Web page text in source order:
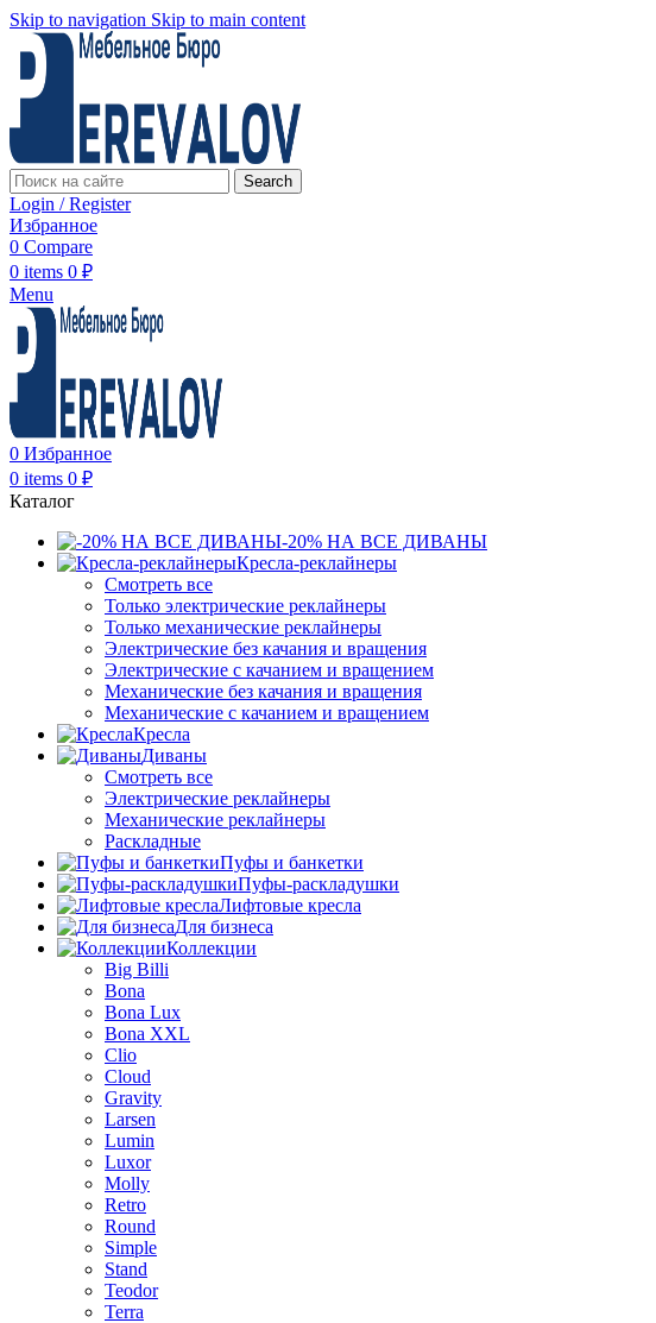
Skip to navigation Skip to main content
Search
Login / Register
Избранное
0 Compare
0 items 0 ₽
Menu
0 Избранное
0 items 0 ₽
Каталог
-20% НА ВСЕ ДИВАНЫ
Кресла-реклайнеры
Смотреть все
Только электрические реклайнеры
Только механические реклайнеры
Электрические без качания и вращения
Электрические с качанием и вращением
Механические без качания и вращения
Механические с качанием и вращением
Кресла
Диваны
Смотреть все
Электрические реклайнеры
Механические реклайнеры
Раскладные
Пуфы и банкетки
Пуфы-раскладушки
Лифтовые кресла
Для бизнеса
Коллекции
Big Billi
Bona
Bona Lux
Bona XXL
Clio
Cloud
Gravity
Larsen
Lumin
Luxor
Molly
Retro
Round
Simple
Stand
Teodor
Terra